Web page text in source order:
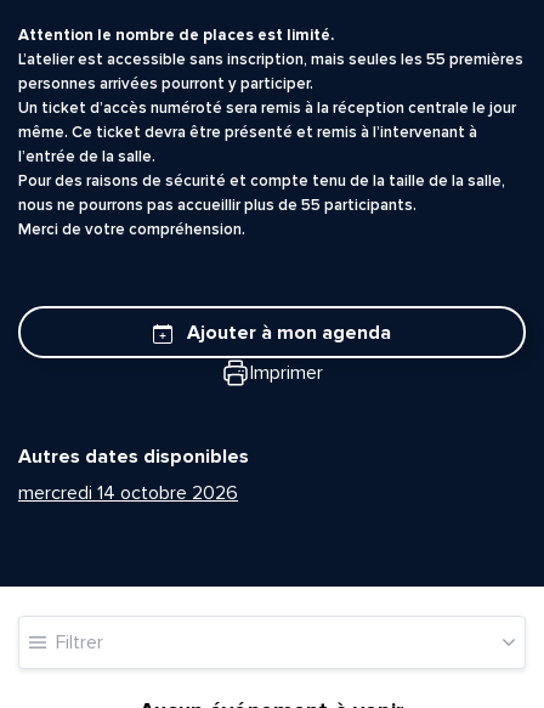
Attention le nombre de places est limité.
L’atelier est accessible sans inscription, mais seules les 55 premières
personnes arrivées pourront y participer.
Un ticket d’accès numéroté sera remis à la réception centrale le jour
même. Ce ticket devra être présenté et remis à l’intervenant à
l’entrée de la salle.
Pour des raisons de sécurité et compte tenu de la taille de la salle,
nous ne pourrons pas accueillir plus de 55 participants.
Merci de votre compréhension.
Ajouter à mon agenda
Imprimer
Autres dates disponibles
mercredi 14 octobre 2026
Filtrer
Adresse e-mail*
Quelle est la pertinence de cette page?